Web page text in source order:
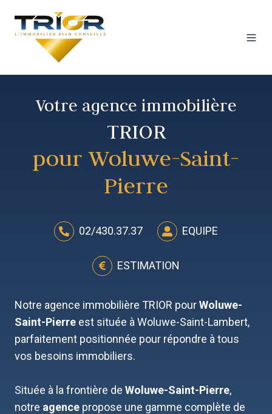
Votre agence immobilière
TRIOR
pour Woluwe-Saint-
Pierre
02/430.37.37 EQUIPE
ESTIMATION
Notre agence immobilière TRIOR pourWoluwe-
Saint-Pierre est située à Woluwe-Saint-Lambert,
parfaitement positionnée pour répondre à tous
vos besoins immobiliers.
Située à la frontière de Woluwe-Saint-Pierre,
notre agence propose une gamme complète de